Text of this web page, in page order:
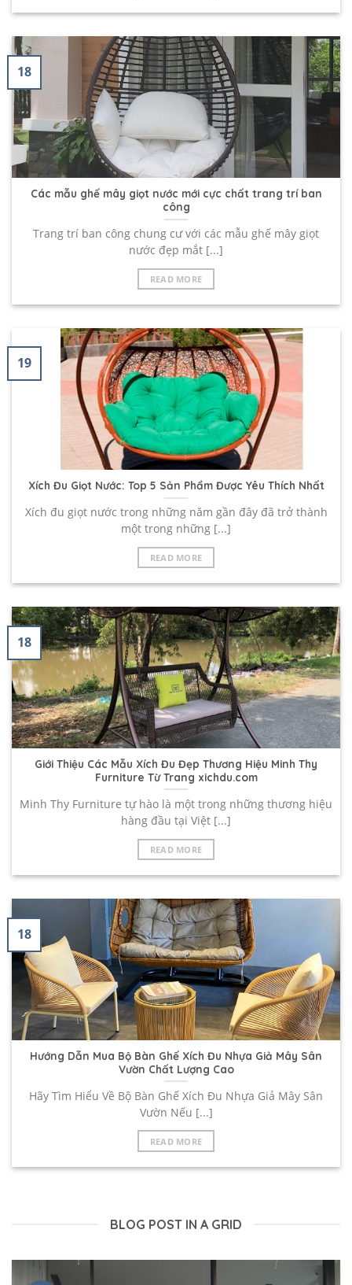
Các mẫu ghế mây giọt nước mới cực chất trang trí ban
công
Trang trí ban công chung cư với các mẫu ghế mây giọt
nước đẹp mắt [...]
READ MORE
18
Xích Đu Giọt Nước: Top 5 Sản Phẩm Được Yêu Thích Nhất
Xích đu giọt nước trong những năm gần đây đã trở thành
một trong những [...]
READ MORE
19
Giới Thiệu Các Mẫu Xích Đu Đẹp Thương Hiệu Minh Thy
Furniture Từ Trang xichdu.com
Minh Thy Furniture tự hào là một trong những thương hiệu
hàng đầu tại Việt [...]
READ MORE
18
Hướng Dẫn Mua Bộ Bàn Ghế Xích Đu Nhựa Giả Mây Sân
Vườn Chất Lượng Cao
Hãy Tìm Hiểu Về Bộ Bàn Ghế Xích Đu Nhựa Giả Mây Sân
Vườn Nếu [...]
READ MORE
18
BLOG POST IN A GRID